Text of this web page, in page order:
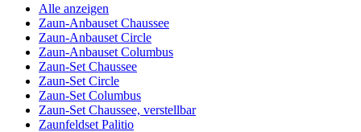
Alle anzeigen
Zaun-Anbauset Chaussee
Zaun-Anbauset Circle
Zaun-Anbauset Columbus
Zaun-Set Chaussee
Zaun-Set Circle
Zaun-Set Columbus
Zaun-Set Chaussee, verstellbar
Zaunfeldset Palitio